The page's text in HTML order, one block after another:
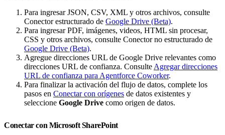
Para ingresar JSON, CSV, XML y otros archivos, consulte
Conector estructurado de Google Drive (Beta).
Para ingresar PDF, imágenes, videos, HTML sin procesar,
CSS y otros archivos, consulte Conector no estructurado de
Google Drive (Beta).
Agregue direcciones URL de Google Drive relevantes como
direcciones URL de confianza. Consulte Agregar direcciones
URL de confianza para Agentforce Coworker.
Para finalizar la activación del flujo de datos, complete los
pasos en Conectar con orígenes de datos existentes y
seleccione Google Drive como origen de datos.
Conectar con Microsoft SharePoint